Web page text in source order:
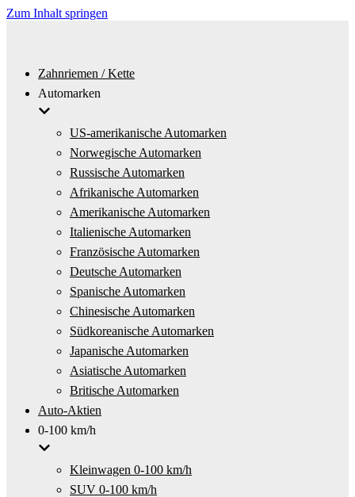
Zum Inhalt springen
Zahnriemen / Kette
Automarken
US-amerikanische Automarken
Norwegische Automarken
Russische Automarken
Afrikanische Automarken
Amerikanische Automarken
Italienische Automarken
Französische Automarken
Deutsche Automarken
Spanische Automarken
Chinesische Automarken
Südkoreanische Automarken
Japanische Automarken
Asiatische Automarken
Britische Automarken
Auto-Aktien
0-100 km/h
Kleinwagen 0-100 km/h
SUV 0-100 km/h